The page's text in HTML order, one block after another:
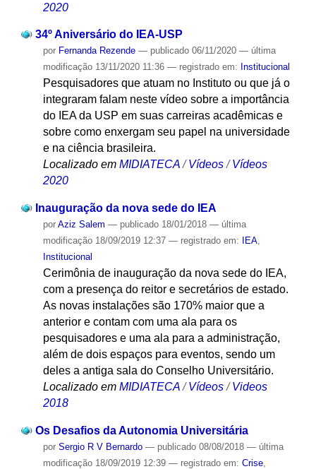
2020
34º Aniversário do IEA-USP
por Fernanda Rezende — publicado06/11/2020 — última
modificação13/11/2020 11:36 — registrado em: Institucional
Pesquisadores que atuam no Instituto ou que já o
integraram falam neste vídeo sobre a importância
do IEA da USP em suas carreiras acadêmicas e
sobre como enxergam seu papel na universidade
e na ciência brasileira.
Localizado em MIDIATECA / Vídeos / Vídeos
2020
Inauguração da nova sede do IEA
por Aziz Salem — publicado18/01/2018 — última
modificação18/09/2019 12:37 — registrado em: IEA,
Institucional
Cerimônia de inauguração da nova sede do IEA,
com a presença do reitor e secretários de estado.
As novas instalações são 170% maior que a
anterior e contam com uma ala para os
pesquisadores e uma ala para a administração,
além de dois espaços para eventos, sendo um
deles a antiga sala do Conselho Universitário.
Localizado em MIDIATECA /Vídeos /Videos
2018
Os Desafios da Autonomia Universitária
por Sergio R V Bernardo — publicado08/08/2018 — última
modificação18/09/2019 12:39 — registrado em: Crise,